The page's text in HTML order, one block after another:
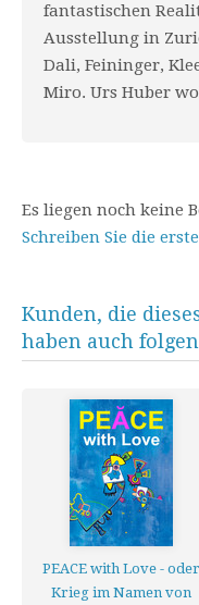
fantastischen
Ausstellung in
Dali, Feininger,
Miro. Urs Huber
Es liegen noch keine
Schreiben Sie die
Kunden, die
haben auch
PEACE with Love - oder
Krieg im Namen von